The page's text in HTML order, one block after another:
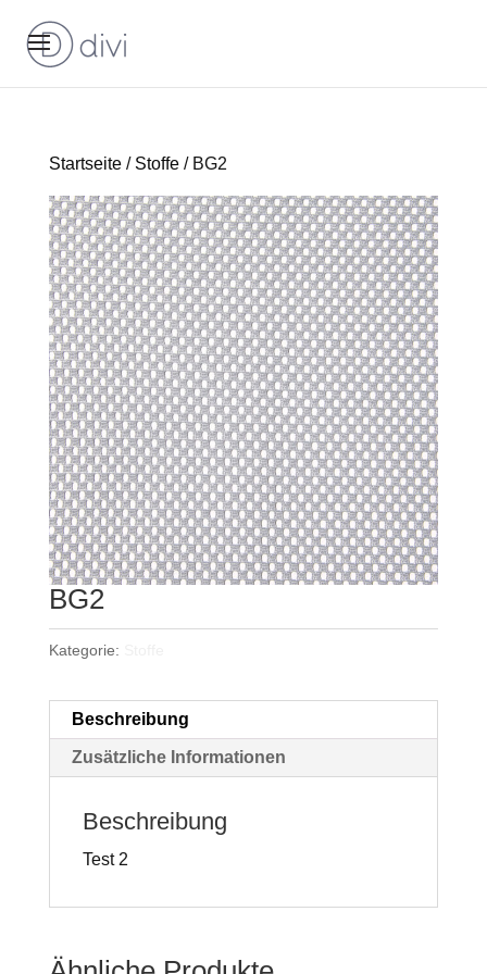
Startseite/ Stoffe/ BG2
BG2
Kategorie:
Beschreibung
Zusätzliche Informationen
Beschreibung
Test 2